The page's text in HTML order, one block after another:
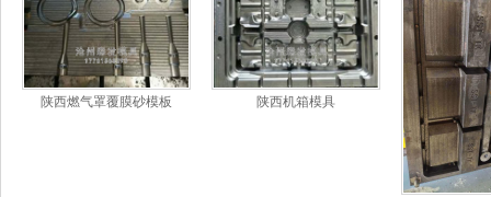
陕西燃气罩覆膜砂模板 陕西机箱模具